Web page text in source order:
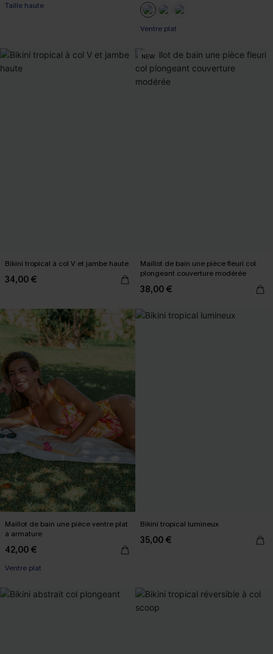
Taille haute
Ventre plat
Bikini tropical à col V et jambe haute
34,00 €
NEW
Maillot de bain une pièce fleuri col
plongeant couverture modérée
38,00 €
Maillot de bain une pièce ventre plat
à armature
42,00 €
Ventre plat
Bikini tropical lumineux
35,00 €